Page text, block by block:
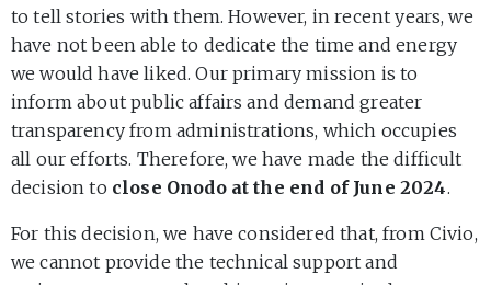
to tell stories with them. However, in recent years, we
have not been able to dedicate the time and energy
we would have liked. Our primary mission is to
inform about public affairs and demand greater
transparency from administrations, which occupies
all our efforts. Therefore, we have made the difficult
decision to close Onodo at the end of June 2024.
For this decision, we have considered that, from Civio,
we cannot provide the technical support and